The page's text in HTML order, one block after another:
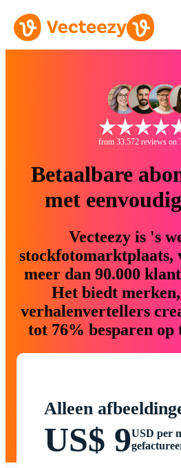
from 33.572 reviews on
Betaalbare
met
Vecteezy is 's
stockfotomarktplaats,
meer dan 90.000
Het biedt
verhalenvertellers
tot 76% besparen op
Alleen
US$ 9USD per